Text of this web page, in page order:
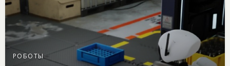
РОБОТЫ